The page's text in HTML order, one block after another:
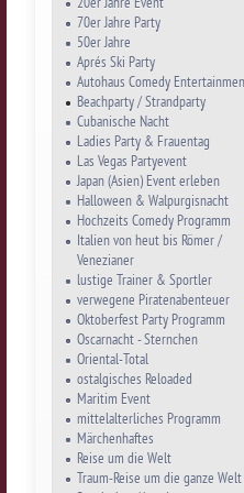
70er Jahre Party
50er Jahre
Aprés Ski Party
Autohaus Comedy
Beachparty / Strandparty
Cubanische Nacht
Ladies Party & Frauentag
Las Vegas Partyevent
Japan (Asien) Event erleben
Halloween & Walpurgisnacht
Hochzeits Comedy Programm
Italien von heut bis Römer /
Venezianer
lustige Trainer & Sportler
verwegene Piratenabenteuer
Oktoberfest Party Programm
Oscarnacht - Sternchen
Oriental-Total
ostalgisches Reloaded
Maritim Event
mittelalterliches Programm
Märchenhaftes
Reise um die Welt
Traum-Reise um die ganze Welt